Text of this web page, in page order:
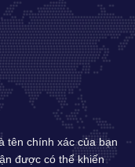
tên chính xác của bạn
được có thể khiến